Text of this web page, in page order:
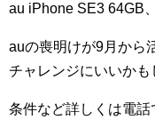
au iPhone SE3 64GB
auの喪明けが9月から
チャレンジにいいかも
条件など詳しくは電話